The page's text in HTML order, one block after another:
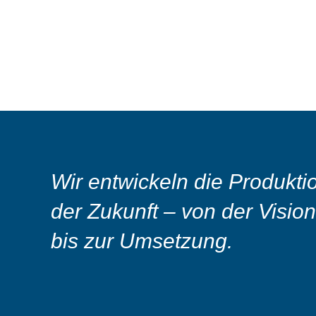
Wir entwickeln die
der Zukunft – von der Vision
bis zur Umsetzung.